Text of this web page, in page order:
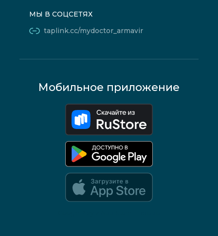
МЫ В СОЦСЕТЯХ
taplink.cc/mydoctor_armavir
Мобильное приложение